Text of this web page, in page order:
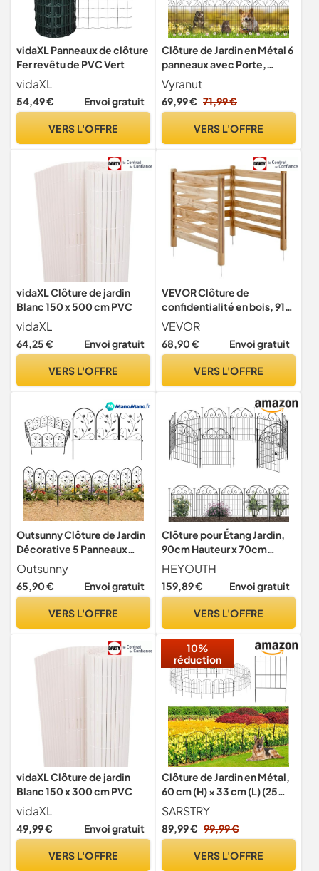
vidaXL Panneaux de clôture
Fer revêtu de PVC Vert
vidaXL
54,49 € Envoi gratuit
VERS L'OFFRE
Clôture de Jardin en Métal 6
panneaux avec Porte,
longueur max 678 cm,
panneaux décoratifs
antirouille 80 x 56,5 cm
pour chiens, massifs,
Vyranut
69,99 € 71,99 €
VERS L'OFFRE
vidaXL Clôture de jardin
Blanc 150 x 500 cm PVC
vidaXL
64,25 € Envoi gratuit
VERS L'OFFRE
VEVOR Clôture de
confidentialité en bois, 914
x 914 mm, clôtures d'écran
pour climatiseur à 3
panneaux, avec piquets
facile, brise-vue extérieur
VEVOR
68,90 € Envoi gratuit
VERS L'OFFRE
Outsunny Clôture de Jardin
Décorative 5 Panneaux
pour Patio 80x60 cm Noir
Outsunny
65,90 € Envoi gratuit
VERS L'OFFRE
Clôture pour Étang Jardin,
90cm Hauteur x 70cm
Largeur, Clôture
Décorative en Métal Sans
Creusage, pour Massifs,
pour Chiens ou Petits
HEYOUTH
159,89 € Envoi gratuit
VERS L'OFFRE
vidaXL Clôture de jardin
Blanc 150 x 300 cm PVC
vidaXL
49,99 € Envoi gratuit
VERS L'OFFRE
10%
réduction
Clôture de Jardin en Métal,
60 cm (H) × 33 cm (L) (25
Panneaux, Longueur Totale
8,25 m) Barrière pour
Animaux Clôture
Terrasse Extérieur, Noir
SARSTRY
89,99 € 99,99 €
VERS L'OFFRE